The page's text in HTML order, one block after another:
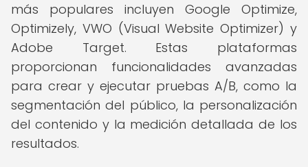
más populares incluyen Google Optimize,
Optimizely, VWO (Visual Website Optimizer) y
Adobe Target. Estas plataformas
proporcionan funcionalidades avanzadas
para crear y ejecutar pruebas A/B, como la
segmentación del público, la personalización
del contenido y la medición detallada de los
resultados.